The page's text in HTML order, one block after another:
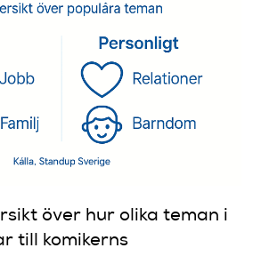
över hur olika teman i
till komikerns